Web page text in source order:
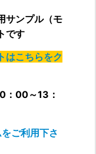
サンプル（モ
です
はこちらをク
00～13：
ご利用下さ